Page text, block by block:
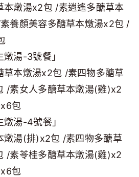
本燉湯x2包 /素逍遙多醣草本
養顏美容多醣草本燉湯x2包 /
燉湯-3號餐」
草本燉湯x2包 /素四物多醣草
/素女人多醣草本燉湯(雞)x2
包
燉湯-4號餐」
燉湯(排)x2包 /素四物多醣草
/素苓桂多醣草本燉湯(雞)x2
包